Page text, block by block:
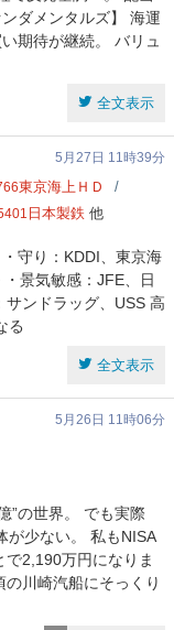
ダメンタルズ】 海運
期待が継続。 バリュ
全文表示
5月27日 11時39分
東京海上ＨＤ
日本製鉄 他
守り：KDDI、東京海
景気敏感：JFE、日
ンドラッグ、USS 高
る
全文表示
5月26日 11時06分
”の世界。 でも実際
が少ない。 私もNISA
2,190万円になりま
川崎汽船にそっくり